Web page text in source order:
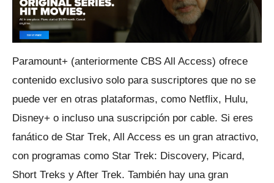
Paramount+ (anteriormente CBS All Access) ofrece
contenido exclusivo solo para suscriptores que no se
puede ver en otras plataformas, como Netflix, Hulu,
Disney+ o incluso una suscripción por cable. Si eres
fanático de Star Trek, All Access es un gran atractivo,
con programas como Star Trek: Discovery, Picard,
Short Treks y After Trek. También hay una gran